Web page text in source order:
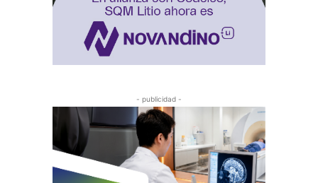
- publicidad -